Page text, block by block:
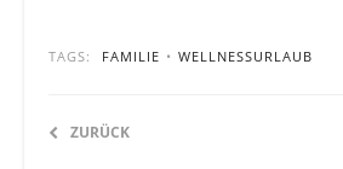
TAGS: FAMILIE • WELLNESSURLAUB
ZURÜCK